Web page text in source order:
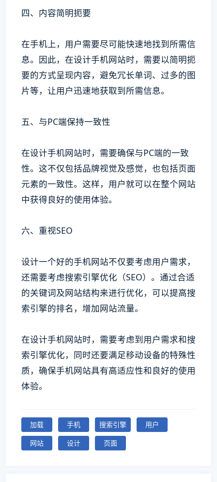
四、内容简明扼要
在手机上，用户需要尽可能快速地找到所需信
息。因此，在设计手机网站时，需要以简明扼
要的方式呈现内容，避免冗长单词、过多的图
片等，让用户迅速地获取到所需信息。
五、与PC端保持一致性
在设计手机网站时，需要确保与PC端的一致
性。这不仅包括品牌视觉及感觉，也包括页面
元素的一致性。这样，用户就可以在整个网站
中获得良好的使用体验。
六、重视SEO
设计一个好的手机网站不仅要考虑用户需求，
还需要考虑搜索引擎优化（SEO）。通过合适
的关键词及网站结构来进行优化，可以提高搜
索引擎的排名，增加网站流量。
在设计手机网站时，需要考虑到用户需求和搜
索引擎优化，同时还要满足移动设备的特殊性
质，确保手机网站具有高适应性和良好的使用
体验。
加载 手机 搜索引擎
用户
网站
设计 页面